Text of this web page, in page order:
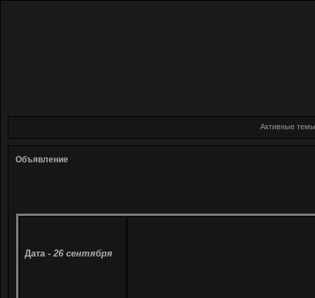
Активные темы
Объявление
Дата - 26 сентября